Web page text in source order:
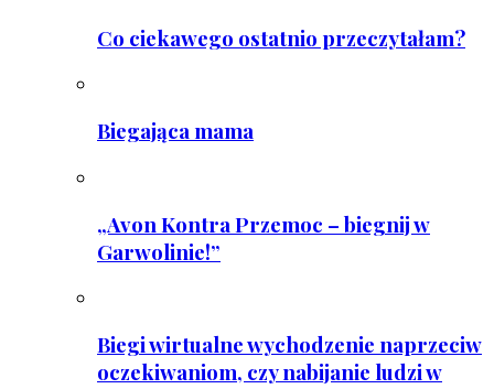
Co ciekawego ostatnio przeczytałam?
Biegająca mama
„Avon Kontra Przemoc – biegnij w
Garwolinie!”
Biegi wirtualne wychodzenie naprzeciw
oczekiwaniom, czy nabijanie ludzi w